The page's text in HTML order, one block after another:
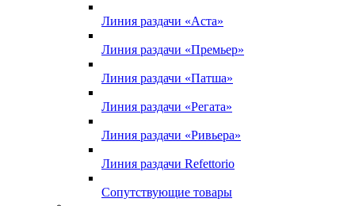
Линия раздачи «Аста»
Линия раздачи «Премьер»
Линия раздачи «Патша»
Линия раздачи «Регата»
Линия раздачи «Ривьера»
Линия раздачи Refettorio
Сопутствующие товары